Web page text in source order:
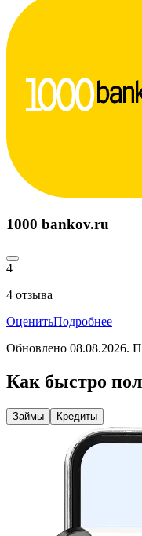
1000 bankov.ru
4
4 отзыва
ОценитьПодробнее
Обновлено 08.08.2026.
Как быстро
Займы Кредиты